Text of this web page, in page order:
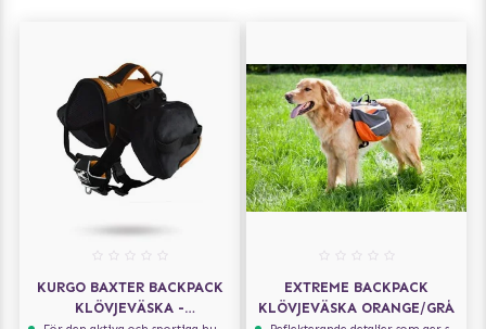
KURGO BAXTER BACKPACK
KLÖVJEVÄSKA -
EXTREME BACKPACK
KLÖVJEVÄSKA ORANGE/GRÅ